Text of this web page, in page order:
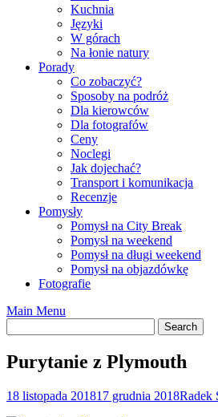
Kuchnia
Języki
W górach
Na łonie natury
Porady
Co zobaczyć?
Sposoby na podróż
Dla kierowców
Dla fotografów
Ceny
Noclegi
Jak dojechać?
Transport i komunikacja
Recenzje
Pomysły
Pomysł na City Break
Pomysł na weekend
Pomysł na długi weekend
Pomysł na objazdówkę
Fotografie
Main Menu
Purytanie z Plymouth
18 listopada 201817 grudnia 2018Radek